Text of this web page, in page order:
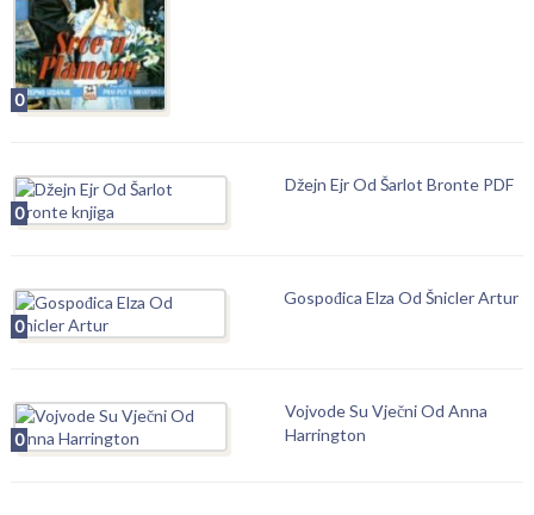
0
0
Džejn Ejr Od Šarlot Bronte PDF
0
Gospođica Elza Od Šnicler Artur
0
Vojvode Su Vječni Od Anna
Harrington